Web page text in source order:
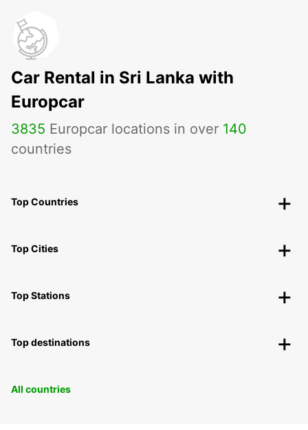
Car Rental in Sri Lanka with
Europcar
3835 Europcar locations in over 140
countries
Top Countries
Top Cities
Top Stations
Top destinations
All countries